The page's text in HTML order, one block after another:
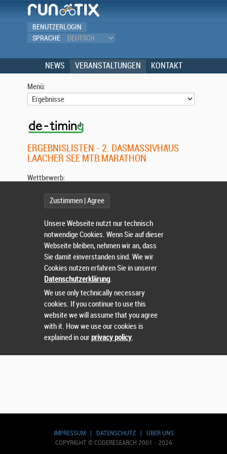
BENUTZERLOGIN
SPRACHE
NEWS VERANSTALTUNGEN KONTAKT
Menü:
ERGEBNISLISTEN - 2. DASMASSIVHAUS
LAACHER SEE MTB MARATHON
IMPRESSUM| DATENSCHUTZ| ÜBER UNS
COPYRIGHT © CODERESEARCH 2001 - 2026
Wettbewerb:
Wählen Sie einen Wettbewerb.
Zustimmen | Agree
Unsere Webseite nutzt nur technisch
notwendige Cookies. Wenn Sie auf dieser
Webseite bleiben, nehmen wir an, dass
Sie damit einverstanden sind. Wie wir
Cookies nutzen erfahren Sie in unserer
Datenschutzerklärung.
We use only technically necessary
cookies. If you continue to use this
website we will assume that you agree
with it. How we use our cookies is
explained in ourprivacy policy.